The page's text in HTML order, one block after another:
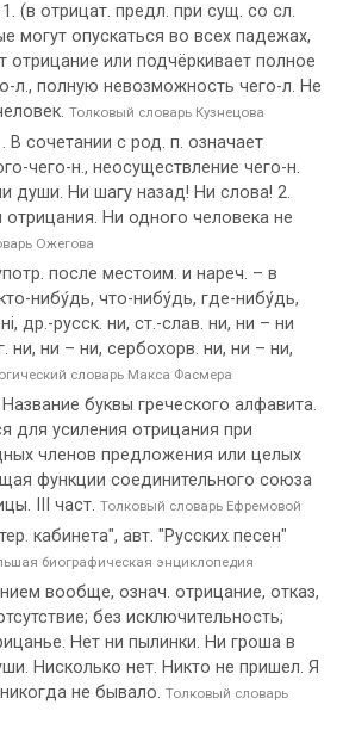
(в отрицат. предл. при сущ. со сл.
могут опускаться во всех падежах,
отрицание или подчёркивает полное
л., полную невозможность чего-л. Не
Толковый словарь Кузнецова
В сочетании с род. п. означает
чего-н., неосуществление чего-н.
души. Ни шагу назад! Ни слова! 2.
Ни одного человека не
Ожегова
после местоим. и нареч. – в
нибу́дь, что-нибу́дь, где-нибу́дь,
др.-русск. ни, ст.-слав. ни, ни – ни
ни, ни – ни, сербохорв. ни, ни – ни,
словарь Макса Фасмера
буквы греческого алфавита.
для усиления отрицания при
членов предложения или целых
функции соединительного союза
III част. Толковый словарь Ефремовой
кабинета", авт. "Русских песен"
биографическая энциклопедия
вообще, означ. отрицание, отказ,
без исключительность;
Нет ни пылинки. Ни гроша в
Нисколько нет. Никто не пришел. Я
не бывало. Толковый словарь